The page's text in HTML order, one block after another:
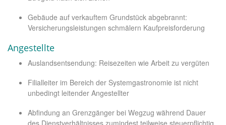
Gebäude auf verkauftem Grundstück abgebrannt:
Versicherungsleistungen schmälern Kaufpreisforderung
Angestellte
Auslandsentsendung: Reisezeiten wie Arbeit zu vergüten
Filialleiter im Bereich der Systemgastronomie ist nicht
unbedingt leitender Angestellter
Abfindung an Grenzgänger bei Wegzug während Dauer
des Dienstverhältnisses zumindest teilweise steuerpflichtig